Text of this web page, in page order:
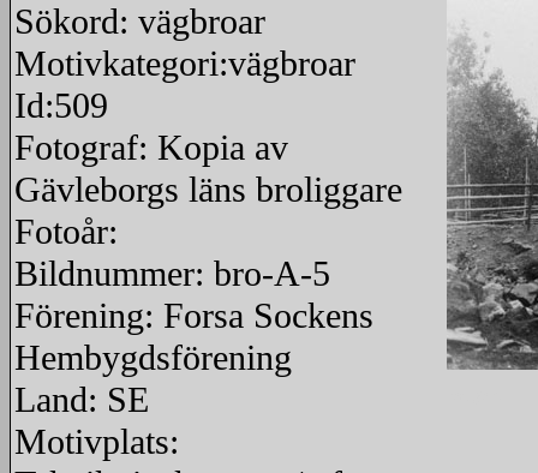
Sökord: vägbroar
Motivkategori:vägbroar
Id:509
Fotograf: Kopia av
Gävleborgs läns broliggare
Fotoår:
Bildnummer: bro-A-5
Förening: Forsa Sockens
Hembygdsförening
Land: SE
Motivplats: